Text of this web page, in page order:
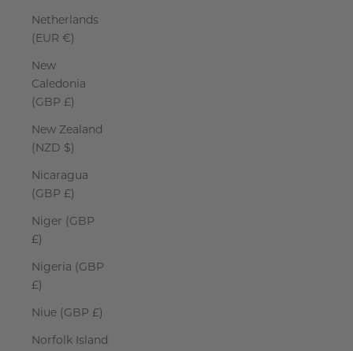
Netherlands
(EUR €)
New
Caledonia
(GBP £)
New Zealand
(NZD $)
Nicaragua
(GBP £)
Niger (GBP
£)
Nigeria (GBP
£)
Niue (GBP £)
Norfolk Island